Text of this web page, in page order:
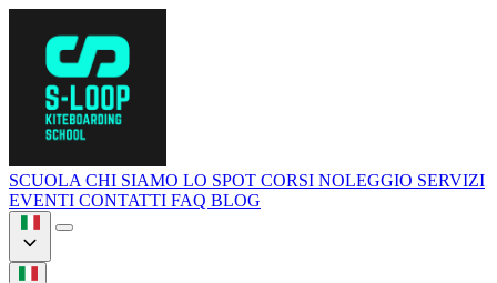
SCUOLA CHI SIAMO LO SPOT CORSI NOLEGGIO SERVIZI
EVENTI CONTATTI FAQ BLOG